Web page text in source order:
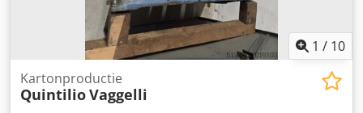
1 / 10
Kartonproductie
QuintilioVaggelli